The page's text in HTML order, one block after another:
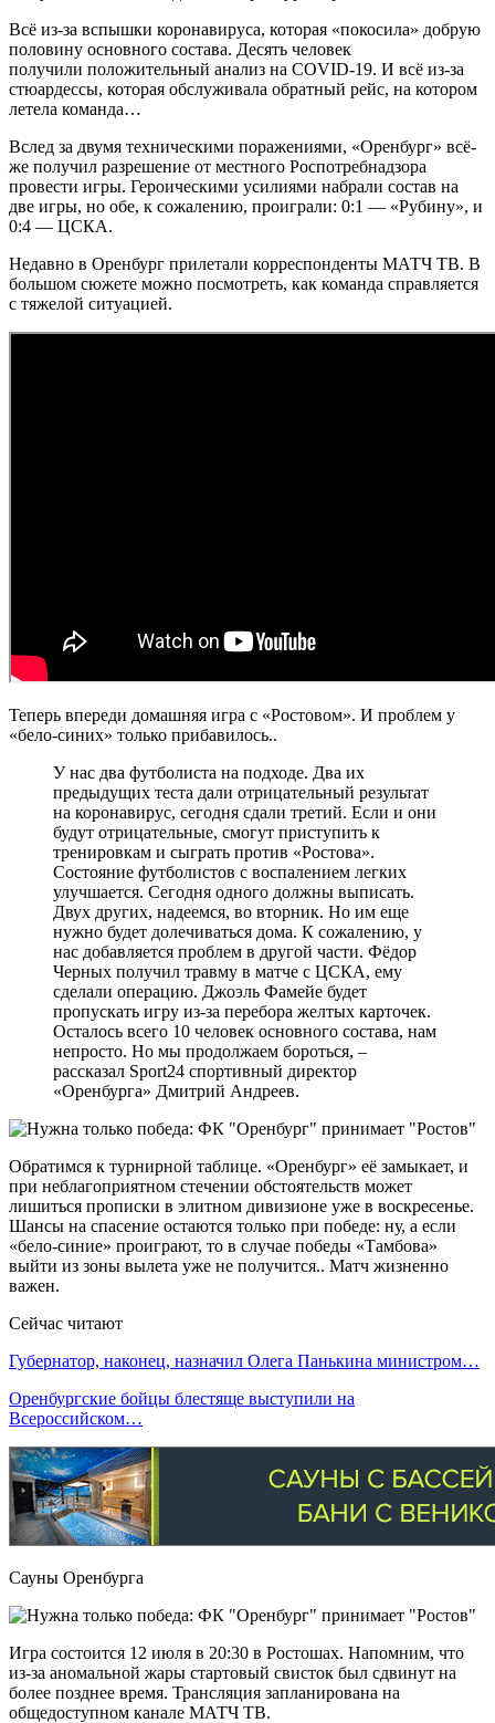
Всё из-за вспышки коронавируса, которая «покосила» добрую
половину основного состава. Десять человек
получили положительный анализ на COVID-19. И всё из-за
стюардессы, которая обслуживала обратный рейс, на котором
летела команда…
Вслед за двумя техническими поражениями, «Оренбург» всё-
же получил разрешение от местного Роспотребнадзора
провести игры. Героическими усилиями набрали состав на
две игры, но обе, к сожалению, проиграли: 0:1 — «Рубину», и
0:4 — ЦСКА.
Недавно в Оренбург прилетали корреспонденты МАТЧ ТВ. В
большом сюжете можно посмотреть, как команда справляется
с тяжелой ситуацией.
Теперь впереди домашняя игра с «Ростовом». И проблем у
«бело-синих» только прибавилось..
У нас два футболиста на подходе. Два их
предыдущих теста дали отрицательный результат
на коронавирус, сегодня сдали третий. Если и они
будут отрицательные, смогут приступить к
тренировкам и сыграть против «Ростова».
Состояние футболистов с воспалением легких
улучшается. Сегодня одного должны выписать.
Двух других, надеемся, во вторник. Но им еще
нужно будет долечиваться дома. К сожалению, у
нас добавляется проблем в другой части. Фёдор
Черных получил травму в матче с ЦСКА, ему
сделали операцию. Джоэль Фамейе будет
пропускать игру из-за перебора желтых карточек.
Осталось всего 10 человек основного состава, нам
непросто. Но мы продолжаем бороться, –
рассказал Sport24 спортивный директор
«Оренбурга» Дмитрий Андреев.
Обратимся к турнирной таблице. «Оренбург» её замыкает, и
при неблагоприятном стечении обстоятельств может
лишиться прописки в элитном дивизионе уже в воскресенье.
Шансы на спасение остаются только при победе: ну, а если
«бело-синие» проиграют, то в случае победы «Тамбова»
выйти из зоны вылета уже не получится.. Матч жизненно
важен.
Сейчас читают
Губернатор, наконец, назначил Олега Панькина министром…
Оренбургские бойцы блестяще выступили на
Всероссийском…
Сауны Оренбурга
Игра состоится 12 июля в 20:30 в Ростошах. Напомним, что
из-за аномальной жары стартовый свисток был сдвинут на
более позднее время. Трансляция запланирована на
общедоступном канале МАТЧ ТВ.